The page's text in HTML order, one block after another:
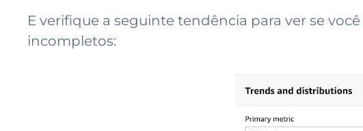
E verifique a seguinte tendência para ver se
incompletos: